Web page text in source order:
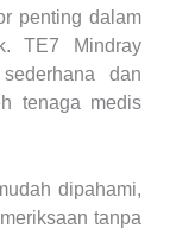
penting dalam
TE7 Mindray
dan
tenaga medis
dipahami,
tanpa